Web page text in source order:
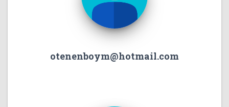
otenenboym@hotmail.com